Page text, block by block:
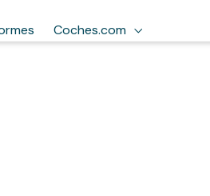
Coches.com